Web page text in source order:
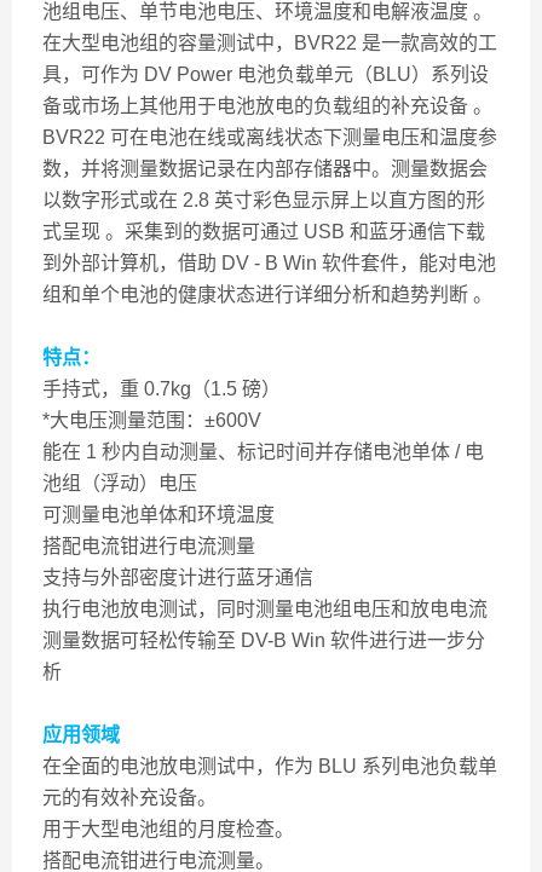
池组电压、单节电池电压、环境温度和电解液温度 。
在大型电池组的容量测试中，BVR22 是一款高效的工
具，可作为 DV Power 电池负载单元（BLU）系列设
备或市场上其他用于电池放电的负载组的补充设备 。
BVR22 可在电池在线或离线状态下测量电压和温度参
数，并将测量数据记录在内部存储器中。测量数据会
以数字形式或在 2.8 英寸彩色显示屏上以直方图的形
式呈现 。采集到的数据可通过 USB 和蓝牙通信下载
到外部计算机，借助 DV - B Win 软件套件，能对电池
组和单个电池的健康状态进行详细分析和趋势判断 。
特点：
手持式，重 0.7kg（1.5 磅）
*大电压测量范围：±600V
能在 1 秒内自动测量、标记时间并存储电池单体 / 电
池组（浮动）电压
可测量电池单体和环境温度
搭配电流钳进行电流测量
支持与外部密度计进行蓝牙通信
执行电池放电测试，同时测量电池组电压和放电电流
测量数据可轻松传输至 DV-B Win 软件进行进一步分
析
应用领域
在全面的电池放电测试中，作为 BLU 系列电池负载单
元的有效补充设备。
用于大型电池组的月度检查。
搭配电流钳进行电流测量。